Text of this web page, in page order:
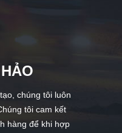
chúng tôi luôn
tôi cam kết
hàng để khi hợp